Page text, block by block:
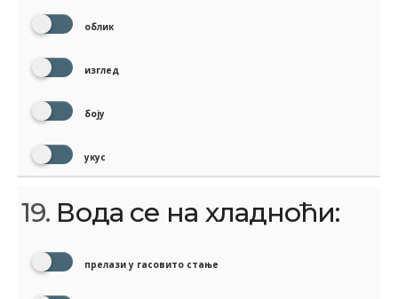
облик
изглед
боју
укус
19. Вода се на хладноћи:
прелази у гасовито стање